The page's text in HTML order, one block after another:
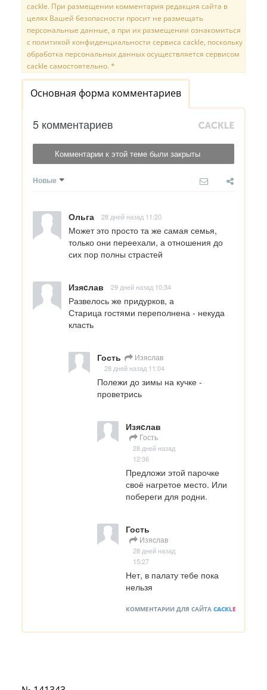
cackle. При размещении комментария редакция сайта в
целях Вашей безопасности просит не размещать
персональные данные, а при их размещении ознакомиться
с политикой конфиденциальности сервиса cackle, поскольку
обработка персональных данных осуществляется сервисом
cackle самостоятельно. *
Основная форма комментариев
5 комментариев
Комментарии к этой теме были закрыты
Новые
Ольга 28 дней назад 11:20
Может это просто та же самая семья,
только они переехали, а отношения до
сих пор полны страстей
Изяcлав 29 дней назад 10:34
Развелось же придурков, а
Старица гостями переполнена - некуда
класть
Гость Изяcлав
28 дней назад 11:04
Полежи до зимы на кучке -
проветрись
Изяcлав
Гость
28 дней назад
12:36
Предложи этой парочке
своё нагретое место. Или
побереги для родни.
Гость
Изяcлав
28 дней назад
15:27
Нет, в палату тебе пока
нельзя
КОММЕНТАРИИ ДЛЯ САЙТА CACKLE